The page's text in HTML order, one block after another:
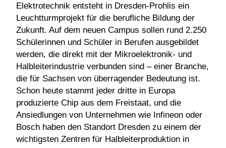
Elektrotechnik entsteht in Dresden-Prohlis ein
Leuchtturmprojekt für die berufliche Bildung der
Zukunft. Auf dem neuen Campus sollen rund 2.250
Schülerinnen und Schüler in Berufen ausgebildet
werden, die direkt mit der Mikroelektronik- und
Halbleiterindustrie verbunden sind – einer Branche,
die für Sachsen von überragender Bedeutung ist.
Schon heute stammt jeder dritte in Europa
produzierte Chip aus dem Freistaat, und die
Ansiedlungen von Unternehmen wie Infineon oder
Bosch haben den Standort Dresden zu einem der
wichtigsten Zentren für Halbleiterproduktion in